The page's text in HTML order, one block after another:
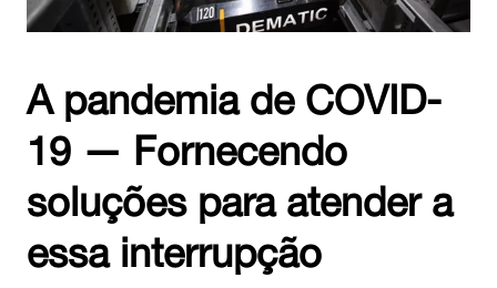
A pandemia de COVID-
19 — Fornecendo
soluções para atender a
essa interrupção